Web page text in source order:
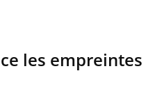
les